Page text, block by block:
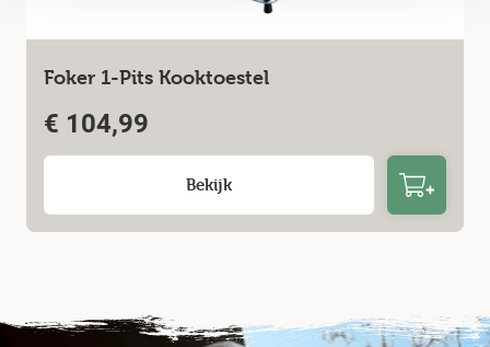
Foker 1-Pits Kooktoestel
€ 104,99
Bekijk